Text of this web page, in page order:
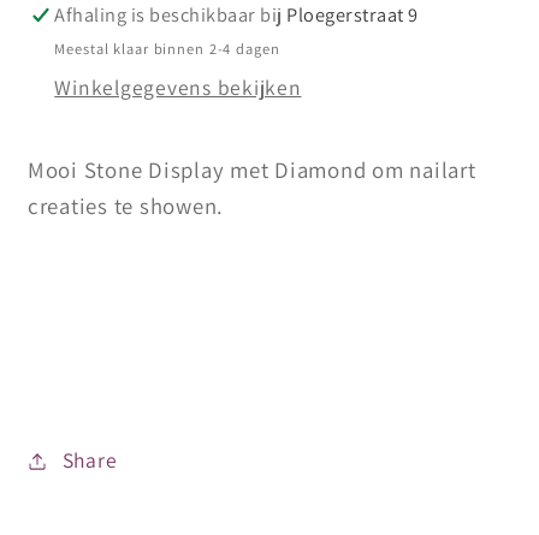
Afhaling is beschikbaar bij Ploegerstraat 9
Meestal klaar binnen 2-4 dagen
Winkelgegevens bekijken
Mooi Stone Display met Diamond om nailart
creaties te showen.
Share